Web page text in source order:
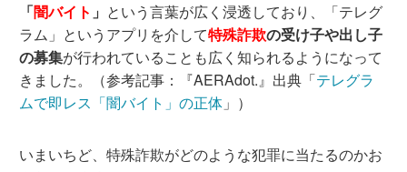
「闇バイト 」 という言葉が広く浸透しており、「テレグ
ラム」というアプリを介して特殊詐欺の受け子や出し子
の募集が行われていることも広く知られるようになって
きました。（参考記事：『AERAdot.』出典「テレグラ
ムで即レス「闇バイト」の正体 」）
いまいちど、特殊詐欺がどのような犯罪に当たるのかお